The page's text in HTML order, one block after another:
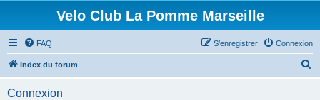
Velo Club La Pomme Marseille
FAQ Connexion
S’enregistrer
Index du forum
Connexion